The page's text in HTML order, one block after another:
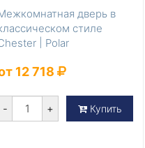
дверь в
стиле
| Polar
12 718
- + Купить